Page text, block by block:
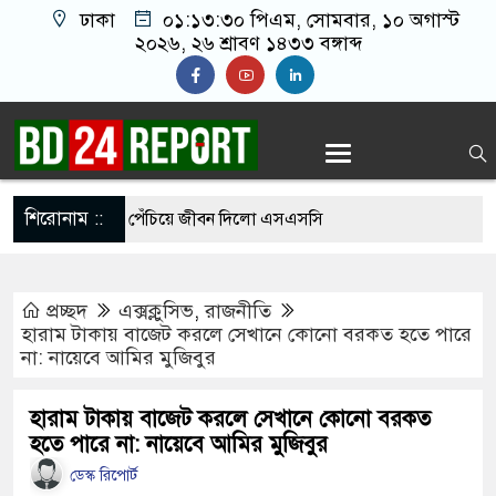
ঢাকা ০১:১৩:৩১ পিএম, সোমবার, ১০ অগাস্ট
২০২৬, ২৬ শ্রাবণ ১৪৩৩ বঙ্গাব্দ
শিরোনাম ::
শাড়ি গলায় পেঁচিয়ে জীবন দিলো এসএসসি
পরীক্ষার্থী, পাস করা একমাত্র শিক্ষার্থীর নামই জানেন
ফ্যাসিবাদী সরকার, এখন পুনর্গঠনের পালা:
প্রচ্ছদ এক্সক্লুসিভ,রাজনীতি
হারাম টাকায় বাজেট করলে সেখানে কোনো বরকত হতে পারে
না: নায়েবে আমির মুজিবুর
হারাম টাকায় বাজেট করলে সেখানে কোনো বরকত
হতে পারে না: নায়েবে আমির মুজিবুর
ডেস্ক রিপোর্ট